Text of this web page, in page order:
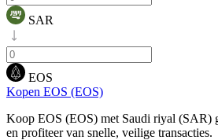
SAR
EOS
Kopen EOS (EOS)
Koop EOS (EOS) met Saudi riyal (SAR)
en profiteer van snelle, veilige transacties.